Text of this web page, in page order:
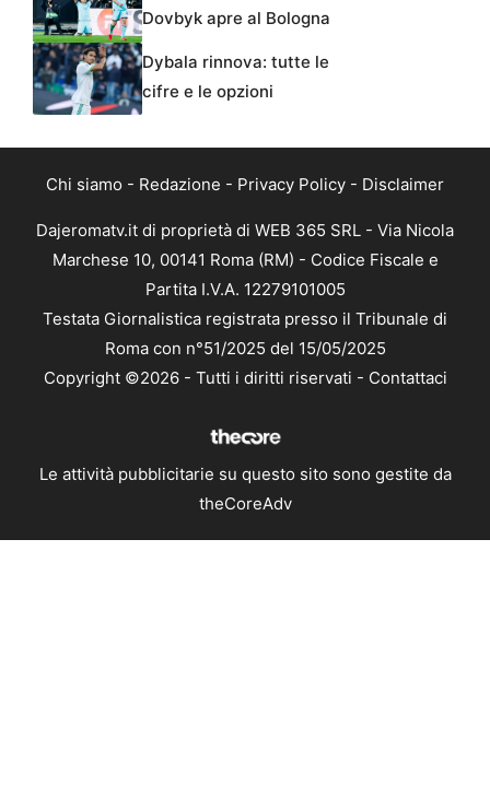
Dovbyk apre al Bologna
Dybala rinnova: tutte le
cifre e le opzioni
Chi siamo - Redazione - Privacy Policy - Disclaimer
Dajeromatv.it di proprietà di WEB 365 SRL - Via Nicola
Marchese 10, 00141 Roma (RM) - Codice Fiscale e
Partita I.V.A. 12279101005
Testata Giornalistica registrata presso il Tribunale di
Roma con n°51/2025 del 15/05/2025
Copyright ©2026 - Tutti i diritti riservati - Contattaci
Le attività pubblicitarie su questo sito sono gestite da
theCoreAdv